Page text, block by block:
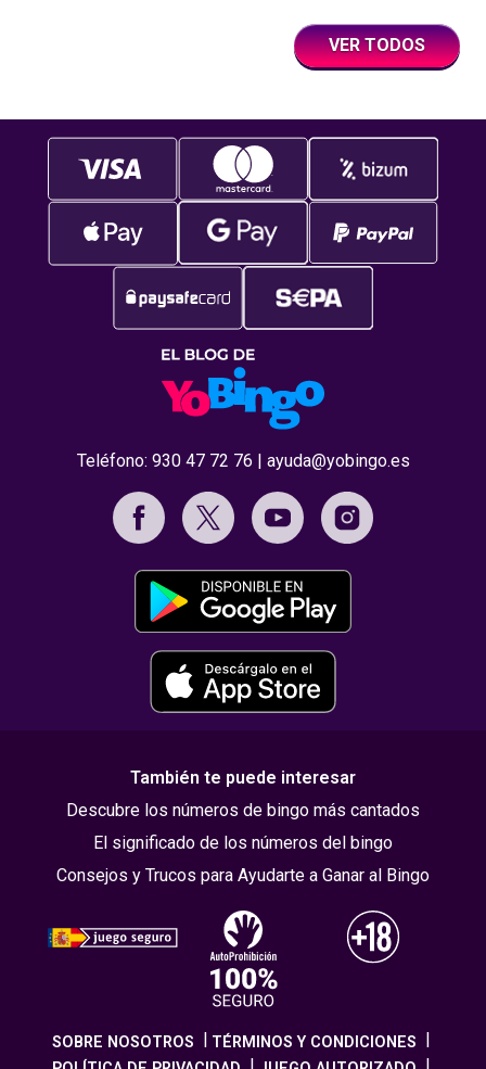
funciona, su RTP, tabla de pagos
VER TODOS
Teléfono: 930 47 72 76 | ayuda@yobingo.es
También te puede interesar
Descubre los números de bingo más cantados
El significado de los números del bingo
Consejos y Trucos para Ayudarte a Ganar al Bingo
SOBRE NOSOTROS
TÉRMINOS Y CONDICIONES